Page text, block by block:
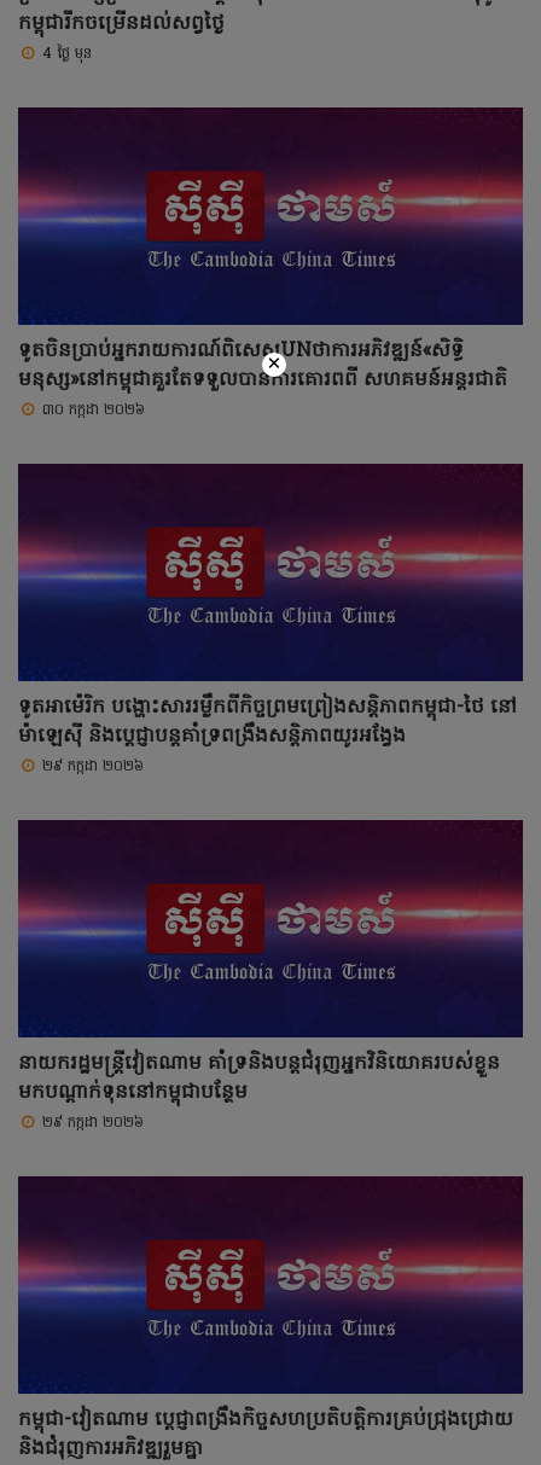
កម្ពុជារីកចម្រើនដល់សព្វថ្ងៃ
4 ថ្ងៃ មុន
ទូតចិនប្រាប់អ្នករាយការណ៍ពិសេសUNថាការអភិវឌ្ឍន៍«សិទ្ធិ
មនុស្ស»នៅកម្ពុជាគួរតែទទួលបានការគោរពពី សហគមន៍អន្តរជាតិ
៣០ កក្កដា ២០២៦
ទូតអាម៉េរិក បង្ហោះសាររម្លឹកពីកិច្ចព្រមព្រៀងសន្តិភាពកម្ពុជា-ថៃ នៅ
ម៉ាឡេស៊ី និងប្តេជ្ញាបន្តគាំទ្រពង្រឹងសន្តិភាពយូរអង្វែង
២៩ កក្កដា ២០២៦
នាយករដ្ឋមន្ត្រីវៀតណាម គាំទ្រនិងបន្តជំរុញអ្នកវិនិយោគរបស់ខ្លួន
មកបណ្តាក់ទុននៅកម្ពុជាបន្ថែម
២៩ កក្កដា ២០២៦
កម្ពុជា-វៀតណាម ប្តេជ្ញាពង្រឹងកិច្ចសហប្រតិបត្តិការគ្រប់ជ្រុងជ្រោយ
និងជំរុញការអភិវឌ្ឍរួមគ្នា
×